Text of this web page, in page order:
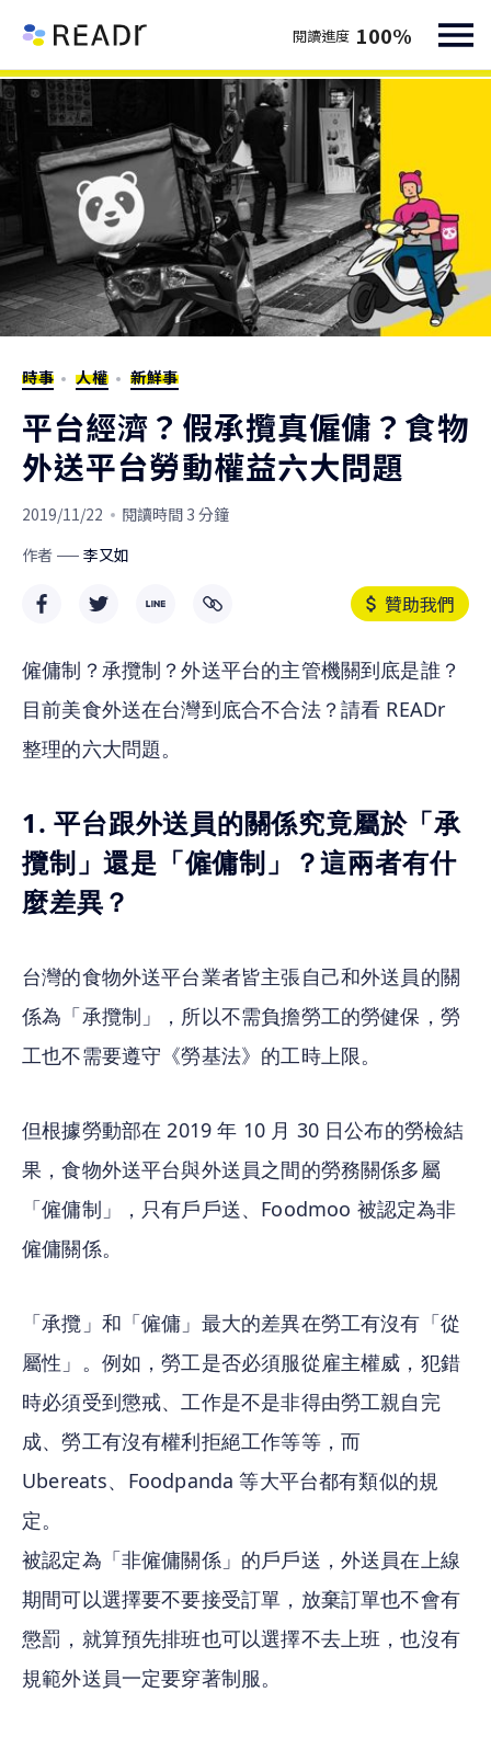
閱讀進度 100%
時事 人權 新鮮事
平台經濟？假承攬真僱傭？食物
外送平台勞動權益六大問題
2019/11/22
閱讀時間 3 分鐘
作者
李又如
贊助我們
僱傭制？承攬制？外送平台的主管機關到底是誰？
目前美食外送在台灣到底合不合法？請看 READr
整理的六大問題。
1. 平台跟外送員的關係究竟屬於「承
攬制」還是「僱傭制」？這兩者有什
麼差異？
台灣的食物外送平台業者皆主張自己和外送員的關
係為「承攬制」，所以不需負擔勞工的勞健保，勞
工也不需要遵守《勞基法》的工時上限。
但根據勞動部在 2019 年 10 月 30 日公布的勞檢結
果，食物外送平台與外送員之間的勞務關係多屬
「僱傭制」，只有戶戶送、Foodmoo 被認定為非
僱傭關係。
「承攬」和「僱傭」最大的差異在勞工有沒有「從
屬性」。例如，勞工是否必須服從雇主權威，犯錯
時必須受到懲戒、工作是不是非得由勞工親自完
成、勞工有沒有權利拒絕工作等等，而
Ubereats、Foodpanda 等大平台都有類似的規
定。
被認定為「非僱傭關係」的戶戶送，外送員在上線
期間可以選擇要不要接受訂單，放棄訂單也不會有
懲罰，就算預先排班也可以選擇不去上班，也沒有
規範外送員一定要穿著制服。